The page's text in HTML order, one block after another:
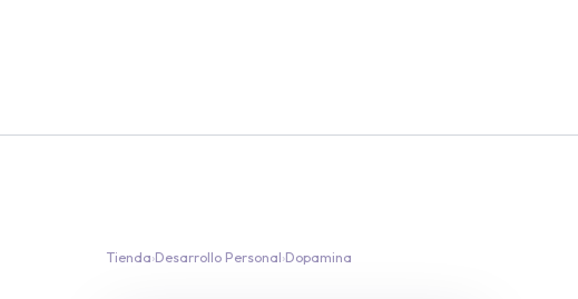
Tienda›Desarrollo Personal›Dopamina